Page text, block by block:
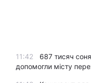
11:42
687 тисяч
допомогли місту